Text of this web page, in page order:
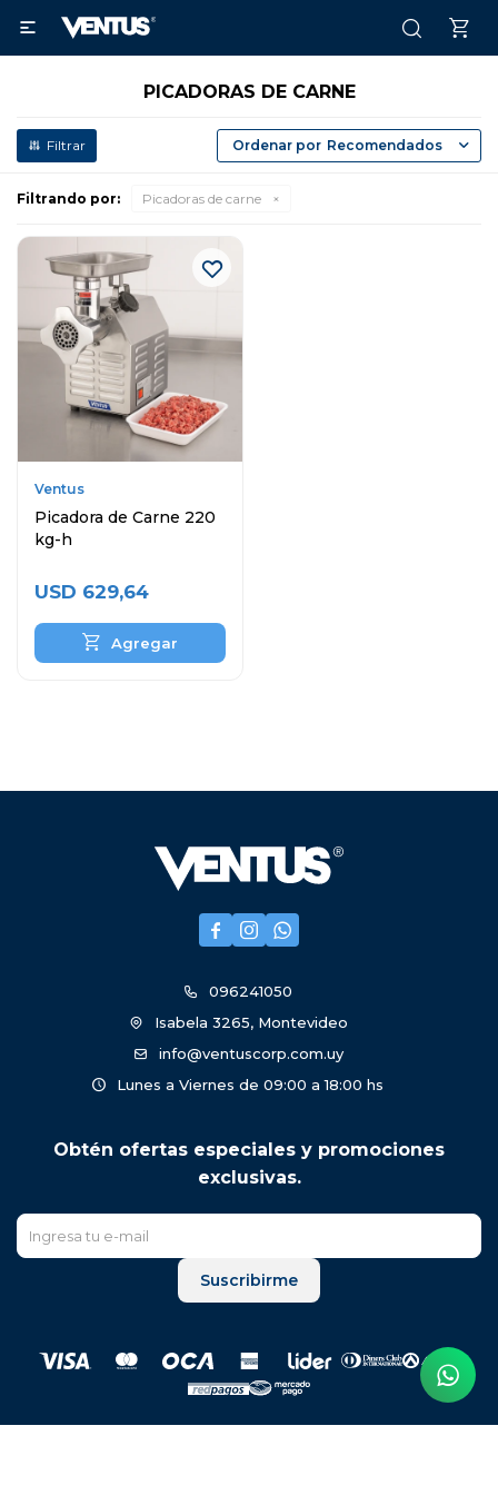

PICADORAS DE CARNE
Recomendados
Filtrando por: Picadoras de carne
Ventus
Picadora de Carne 220
kg-h
USD 629,64
  
096241050
Isabela 3265, Montevideo
info@ventuscorp.com.uy
Lunes a Viernes de 09:00 a 18:00 hs
Obtén ofertas especiales y promociones
exclusivas.
Suscribirme